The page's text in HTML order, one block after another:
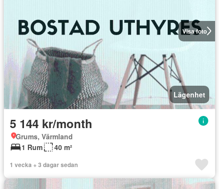
Visa foto
Lägenhet
5 144 kr/month
Grums, Värmland
1 Rum
40 m²
1 vecka + 3 dagar sedan